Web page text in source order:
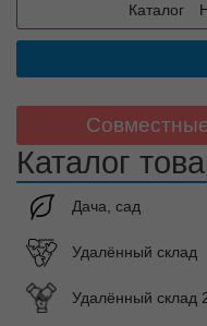
Каталог
Каталог
Дача, сад
Удалённый склад
Удалённый склад